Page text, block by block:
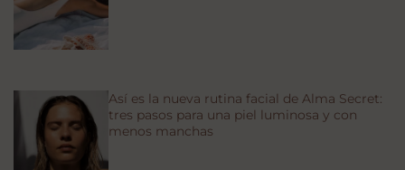
Así es la nueva rutina facial de Alma Secret:
tres pasos para una piel luminosa y con
menos manchas